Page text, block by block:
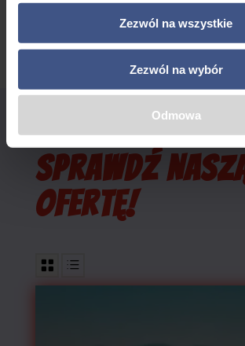
Zezwól na wszystkie
Zezwól na wybór
Odmowa
SPRAWDŹ NASZĄ
OFERTĘ!